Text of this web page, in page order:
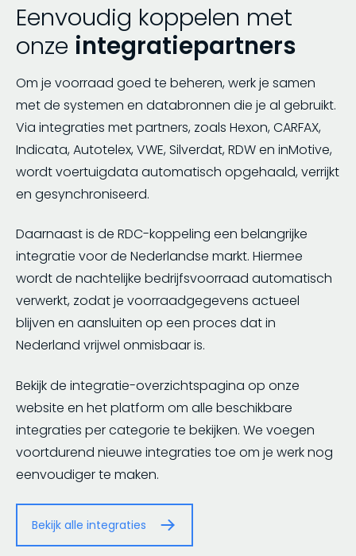
Eenvoudig koppelen met
onze integratiepartners
Om je voorraad goed te beheren, werk je samen
met de systemen en databronnen die je al gebruikt.
Via integraties met partners, zoals Hexon, CARFAX,
Indicata, Autotelex, VWE, Silverdat, RDW en inMotive,
wordt voertuigdata automatisch opgehaald, verrijkt
en gesynchroniseerd.
Daarnaast is de RDC-koppeling een belangrijke
integratie voor de Nederlandse markt. Hiermee
wordt de nachtelijke bedrijfsvoorraad automatisch
verwerkt, zodat je voorraadgegevens actueel
blijven en aansluiten op een proces dat in
Nederland vrijwel onmisbaar is.
Bekijk de integratie-overzichtspagina op onze
website en het platform om alle beschikbare
integraties per categorie te bekijken. We voegen
voortdurend nieuwe integraties toe om je werk nog
eenvoudiger te maken.
Bekijk alle integraties